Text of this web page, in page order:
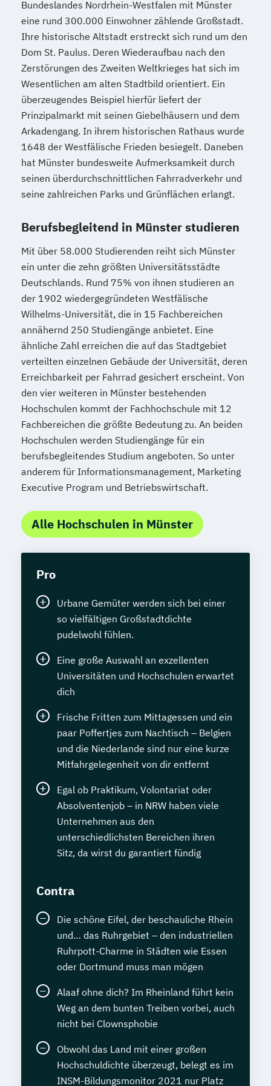
"Heilpflanzenkunde"
Gesundheitspädagoge/-in -
Gesundheitsberater/-in mit Fachrichtung
"Lebensmittelunverträglichkeiten"
Gewichtsmanagement
Grundlagen der Ernährungsmedizin
Grundlagen der Physikalischen Therapien
Grundlagen der Phytotherapie
Grundlagen der artgerechten Tierhaltung
Grundlagen der klassischen
Naturheilverfahren
"Akupunktur"
Heilpraktiker/-in Fachrichtung
"Ernährungsberatung/-medizin"
Heilpraktiker/-in Fachrichtung
"Heilpflanzenkunde"
Heilpraktiker/-in Fachrichtung "Klassische
Heilpraktiker/-in Fachrichtung
"Psychotherapie"
Heilpraktiker/-in Fachrichtung
"Sportmedizin"
Heilpraktiker/-in für Psychotherapie
Heilpraktiker/-in für Psychotherapie
Fachrichtung "Burnout-Prävention"
Heilpraktiker/-in für Psychotherapie
Fachrichtung "Entspannungstherapie"
Fachrichtung "Paarberatung"
Heilpraktiker/-in für Psychotherapie
in"
Heilpraktiker/-in für Psychotherapie
Fachrichtung "Systemische Beratung"
Klassische Homöopathie
Klassische Veterinärhomöopathie
Konfliktmanager/in Lernberater/-in
Lernberater/-in + Entwicklungsberatung
NLP Tools in der psychologischen
Beratungspraxis
Paarberater/ -in
Paarberater/-in + Systemische/r Berater/-
Personal Trainer/-in
Personal Trainer/-in Fachrichtung "Fitness
65+ (Seniorentrainer/-in)"
"Lebensmittelunverträglichkeiten"
Pflanzenkunde in der Ernährung
Psychologische/r Berater/-in
Psychologische/r Berater/-in Fachrichtung
"Burnout-Prävention"
Psychologische/r Berater/-in Fachrichtung
"Entspannungspädagogik"
Psychologische/r Berater/-in Fachrichtung
"Systemische Beratung"
zusätzlicher Fachrichtung "Paarberatung"
Sportmedizin
Grundlagen
Neuere deutsche Literatur im
medienkulturellen Kontext
Philosophie im europäischen Kontext
Philosophie – Philosophie im europäischen
Kontext
Politikwissenschaft – Regieren und
Partizipation
Politikwissenschaft
Verwaltungswissenschaft Soziologie
Praktische Informatik Psychologie
Psychologie: Entwicklung und Bildung
Psychologie: Soziale Prozesse und
Psychologie: Soziale Prozesse
Diversität und Intervention
Rechtswissenschaft
Soziologie – Zugänge zur
Gegenwartsgesellschaft
Volkswirtschaft Wirtschaftsinformatik
Wirtschaftspsychologie
Wirtschaftswissenschaft
Wirtschaftswissenschaft Studienrichtung
Digitalisierungsmanagement
Wirtschaftswissenschaft Studienrichtung
Finanzwirtschaft und Bewertung
Wirtschaftswissenschaft Studienrichtung
Rechnungslegung
Wirtschaftswissenschaft Studienrichtung
Risikomanagement
Wirtschaftswissenschaft für Ingenieur/-
innen und Naturwissenschaftler/innen
im Bachelor Rechtswissenschaft
im Bachelor Wirtschaftswissenschaft
im Master Rechtswissenschaft
im Master Wirtschaftswissenschaft
Bundeslandes Nordrhein-Westfalen mit Münster
eine rund 300.000 Einwohner zählende Großstadt.
Ihre historische Altstadt erstreckt sich rund um den
Dom St. Paulus. Deren Wiederaufbau nach den
Zerstörungen des Zweiten Weltkrieges hat sich im
Wesentlichen am alten Stadtbild orientiert. Ein
überzeugendes Beispiel hierfür liefert der
Prinzipalmarkt mit seinen Giebelhäusern und dem
Arkadengang. In ihrem historischen Rathaus wurde
1648 der Westfälische Frieden besiegelt. Daneben
hat Münster bundesweite Aufmerksamkeit durch
seinen überdurchschnittlichen Fahrradverkehr und
seine zahlreichen Parks und Grünflächen erlangt.
Berufsbegleitend in Münster studieren
Mit über 58.000 Studierenden reiht sich Münster
ein unter die zehn größten Universitätsstädte
Deutschlands. Rund 75% von ihnen studieren an
der 1902 wiedergegründeten Westfälische
Wilhelms-Universität, die in 15 Fachbereichen
annähernd 250 Studiengänge anbietet. Eine
ähnliche Zahl erreichen die auf das Stadtgebiet
verteilten einzelnen Gebäude der Universität, deren
Erreichbarkeit per Fahrrad gesichert erscheint. Von
den vier weiteren in Münster bestehenden
Hochschulen kommt der Fachhochschule mit 12
Fachbereichen die größte Bedeutung zu. An beiden
Hochschulen werden Studiengänge für ein
berufsbegleitendes Studium angeboten. So unter
anderem für Informationsmanagement, Marketing
Executive Program und Betriebswirtschaft.
Alle Hochschulen in Münster
Pro
Urbane Gemüter werden sich bei einer
so vielfältigen Großstadtdichte
pudelwohl fühlen.
Eine große Auswahl an exzellenten
Universitäten und Hochschulen erwartet
dich
Frische Fritten zum Mittagessen und ein
paar Poffertjes zum Nachtisch – Belgien
und die Niederlande sind nur eine kurze
Mitfahrgelegenheit von dir entfernt
Egal ob Praktikum, Volontariat oder
Absolventenjob – in NRW haben viele
Unternehmen aus den
unterschiedlichsten Bereichen ihren
Sitz, da wirst du garantiert fündig
Contra
Die schöne Eifel, der beschauliche Rhein
und… das Ruhrgebiet – den industriellen
Ruhrpott-Charme in Städten wie Essen
oder Dortmund muss man mögen
Alaaf ohne dich? Im Rheinland führt kein
Weg an dem bunten Treiben vorbei, auch
nicht bei Clownsphobie
Obwohl das Land mit einer großen
Hochschuldichte überzeugt, belegt es im
INSM-Bildungsmonitor 2021 nur Platz